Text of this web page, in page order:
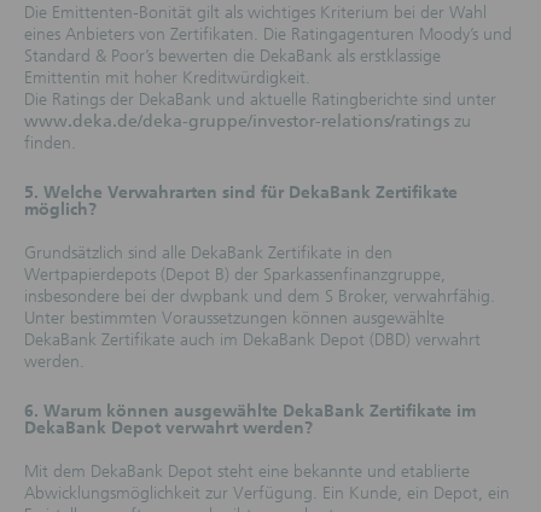
Die Emittenten-Bonität gilt als wichtiges Kriterium bei der Wahl
eines Anbieters von Zertifikaten. Die Ratingagenturen Moody’s und
Standard & Poor’s bewerten die DekaBank als erstklassige
Emittentin mit hoher Kreditwürdigkeit.
Die Ratings der DekaBank und aktuelle Ratingberichte sind unter
www.deka.de/deka-gruppe/investor-relations/ratings zu
finden.
5. Welche Verwahrarten sind für DekaBank Zertifikate
möglich?
Grundsätzlich sind alle DekaBank Zertifikate in den
Wertpapierdepots (Depot B) der Sparkassenfinanzgruppe,
insbesondere bei der dwpbank und dem S Broker, verwahrfähig.
Unter bestimmten Voraussetzungen können ausgewählte
DekaBank Zertifikate auch im DekaBank Depot (DBD) verwahrt
werden.
6. Warum können ausgewählte DekaBank Zertifikate im
DekaBank Depot verwahrt werden?
Mit dem DekaBank Depot steht eine bekannte und etablierte
Abwicklungsmöglichkeit zur Verfügung. Ein Kunde, ein Depot, ein